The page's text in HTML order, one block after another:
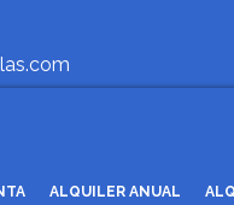
ALQUILER ANUAL